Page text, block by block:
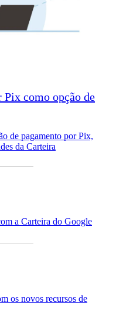
Pix como opção de
de pagamento por Pix,
da Carteira
a Carteira do Google
os novos recursos de